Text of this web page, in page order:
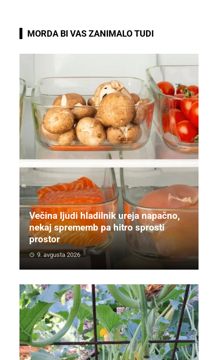
MORDA BI VAS ZANIMALO TUDI
Večina ljudi hladilnik ureja napačno,
nekaj sprememb pa hitro sprosti
prostor
9. avgusta 2026